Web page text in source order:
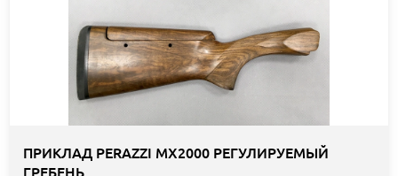
ПРИКЛАД PERAZZI MX2000 РЕГУЛИРУЕМЫЙ